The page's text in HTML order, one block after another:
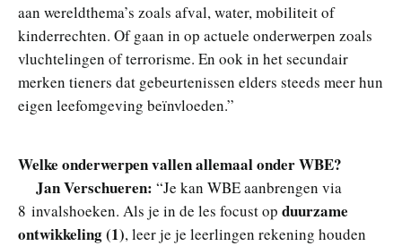
aan wereldthema’s zoals afval, water, mobiliteit of
kinderrechten. Of gaan in op actuele onderwerpen zoals
vluchtelingen of terrorisme. En ook in het secundair
merken tieners dat gebeurtenissen elders steeds meer hun
eigen leefomgeving beïnvloeden.”
Welke onderwerpen vallen allemaal onder WBE?
Jan Verschueren: “Je kan WBE aanbrengen via
8 invalshoeken. Als je in de les focust op duurzame
ontwikkeling (1), leer je je leerlingen rekening houden